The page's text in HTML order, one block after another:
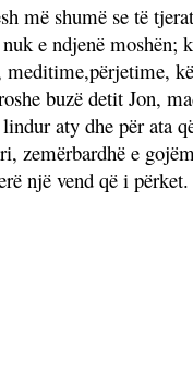
më shumë se të
e ndjenë moshën;
buzë detit Jon,
aty dhe për ata
e
një vend që i përket.